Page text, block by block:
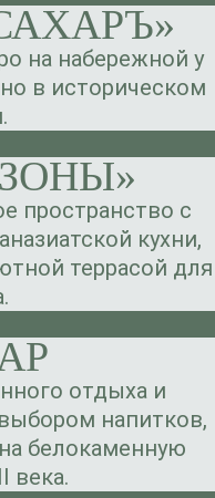
на набережной у
в историческом
пространство с
кухни,
террасой для
отдыха и
напитков,
белокаменную
века.